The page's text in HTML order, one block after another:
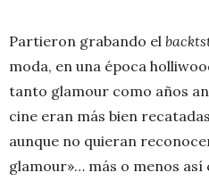
Partieron grabando el
moda, en una época
tanto glamour como años
cine eran más bien
aunque no quieran
glamour»… más o menos